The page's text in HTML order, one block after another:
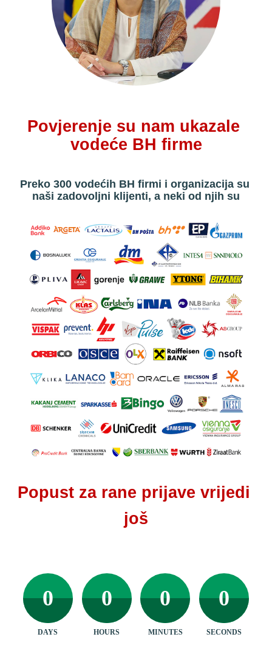
Povjerenje su nam ukazale
vodeće BH firme
Preko 300 vodećih BH firmi i organizacija su
naši zadovoljni klijenti, a neki od njih su
Popust za rane prijave vrijedi
još
0
DAYS
0
HOURS
0
MINUTES
0
SECONDS